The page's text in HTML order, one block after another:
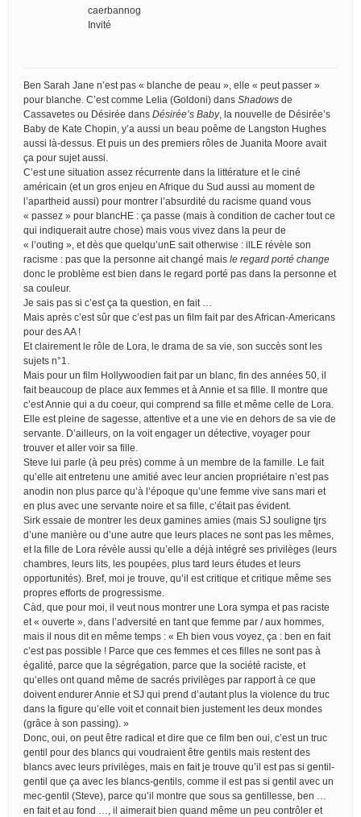
caerbannog
Invité
Ben Sarah Jane n’est pas « blanche de peau », elle « peut passer »
pour blanche. C’est comme Lelia (Goldoni) dans Shadows de
Cassavetes ou Désirée dans Désirée’s Baby, la nouvelle de Désirée’s
Baby de Kate Chopin, y’a aussi un beau poême de Langston Hughes
aussi là-dessus. Et puis un des premiers rôles de Juanita Moore avait
ça pour sujet aussi.
C’est une situation assez récurrente dans la littérature et le ciné
américain (et un gros enjeu en Afrique du Sud aussi au moment de
l’apartheid aussi) pour montrer l’absurdité du racisme quand vous
« passez » pour blancHE : ça passe (mais à condition de cacher tout ce
qui indiquerait autre chose) mais vous vivez dans la peur de
« l’outing », et dès que quelqu’unE sait otherwise : ilLE révèle son
racisme : pas que la personne ait changé mais le regard porté change
donc le problème est bien dans le regard porté pas dans la personne et
sa couleur.
Je sais pas si c’est ça ta question, en fait …
Mais après c’est sûr que c’est pas un film fait par des African-Americans
pour des AA !
Et clairement le rôle de Lora, le drama de sa vie, son succès sont les
sujets n°1.
Mais pour un film Hollywoodien fait par un blanc, fin des années 50, il
fait beaucoup de place aux femmes et à Annie et sa fille. Il montre que
c’est Annie qui a du coeur, qui comprend sa fille et même celle de Lora.
Elle est pleine de sagesse, attentive et a une vie en dehors de sa vie de
servante. D’ailleurs, on la voit engager un détective, voyager pour
trouver et aller voir sa fille.
Steve lui parle (à peu près) comme à un membre de la famille. Le fait
qu’elle ait entretenu une amitié avec leur ancien propriétaire n’est pas
anodin non plus parce qu’à l’époque qu’une femme vive sans mari et
en plus avec une servante noire et sa fille, c’était pas évident.
Sirk essaie de montrer les deux gamines amies (mais SJ souligne tjrs
d’une manière ou d’une autre que leurs places ne sont pas les mêmes,
et la fille de Lora révèle aussi qu’elle a déjà intégré ses privilèges (leurs
chambres, leurs lits, les poupées, plus tard leurs études et leurs
opportunités). Bref, moi je trouve, qu’il est critique et critique même ses
propres efforts de progressisme.
Càd, que pour moi, il veut nous montrer une Lora sympa et pas raciste
et « ouverte », dans l’adversité en tant que femme par / aux hommes,
mais il nous dit en même temps : « Eh bien vous voyez, ça : ben en fait
c’est pas possible ! Parce que ces femmes et ces filles ne sont pas à
égalité, parce que la ségrégation, parce que la société raciste, et
qu’elles ont quand même de sacrés privilèges par rapport à ce que
doivent endurer Annie et SJ qui prend d’autant plus la violence du truc
dans la figure qu’elle voit et connait bien justement les deux mondes
(grâce à son passing). »
Donc, oui, on peut être radical et dire que ce film ben oui, c’est un truc
gentil pour des blancs qui voudraient être gentils mais restent des
blancs avec leurs privilèges, mais en fait je trouve qu’il est pas si gentil-
gentil que ça avec les blancs-gentils, comme il est pas si gentil avec un
mec-gentil (Steve), parce qu’il montre que sous sa gentillesse, ben …
en fait et au fond …, il aimerait bien quand même un peu contrôler et